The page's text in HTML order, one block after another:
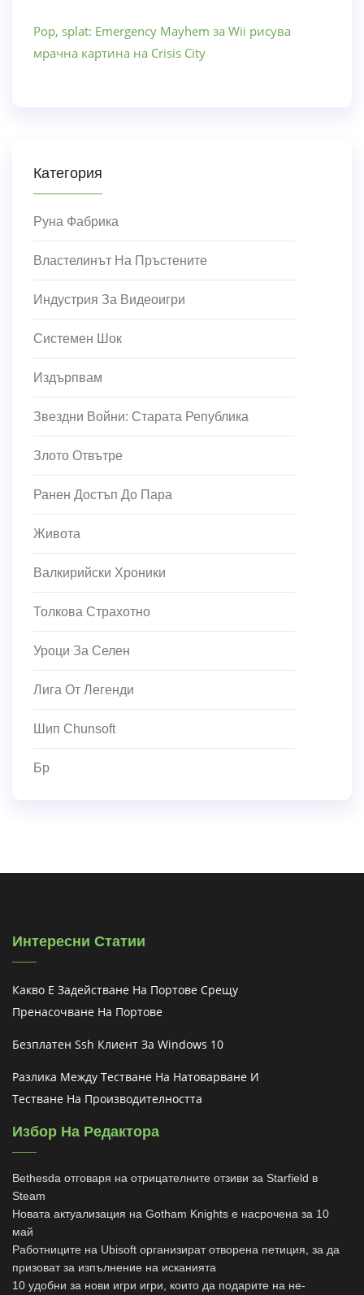
Pop, splat: Emergency Mayhem за Wii рисува
мрачна картина на Crisis City
Категория
Руна Фабрика
Властелинът На Пръстените
Индустрия За Видеоигри
Системен Шок
Издърпвам
Звездни Войни: Старата Република
Злото Отвътре
Ранен Достъп До Пара
Живота
Валкирийски Хроники
Толкова Страхотно
Уроци За Селен
Лига От Легенди
Шип Chunsoft
Бр
Интересни Статии
Какво Е Задействане На Портове Срещу
Пренасочване На Портове
Безплатен Ssh Клиент За Windows 10
Разлика Между Тестване На Натоварване И
Тестване На Производителността
Избор На Редактора
Bethesda отговаря на отрицателните отзиви за Starfield в
Steam
Новата актуализация на Gotham Knights е насрочена за 10
май
Работниците на Ubisoft организират отворена петиция, за да
призоват за изпълнение на исканията
10 удобни за нови игри игри, които да подарите на не-